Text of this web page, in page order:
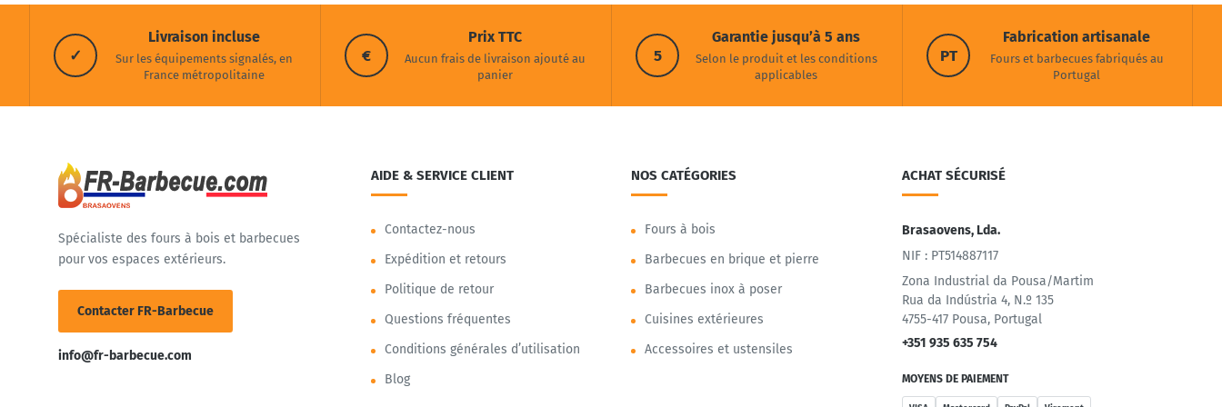
✓
Livraison incluse
Sur les équipements signalés, en
France métropolitaine
€
Prix TTC
Aucun frais de livraison ajouté au
panier
5
Garantie jusqu’à 5 ans
Selon le produit et les conditions
applicables
PT
Fabrication artisanale
Fours et barbecues fabriqués au
Portugal
Spécialiste des fours à bois et barbecues
pour vos espaces extérieurs.
Contacter FR-Barbecue
info@fr-barbecue.com
AIDE & SERVICE CLIENT
Contactez-nous
Expédition et retours
Politique de retour
Questions fréquentes
Conditions générales d’utilisation
Blog
NOS CATÉGORIES
Fours à bois
Barbecues en brique et pierre
Barbecues inox à poser
Cuisines extérieures
Accessoires et ustensiles
ACHAT SÉCURISÉ
Brasaovens, Lda.
NIF : PT514887117
Zona Industrial da Pousa/Martim
Rua da Indústria 4, N.º 135
4755-417 Pousa, Portugal
+351 935 635 754
MOYENS DE PAIEMENT